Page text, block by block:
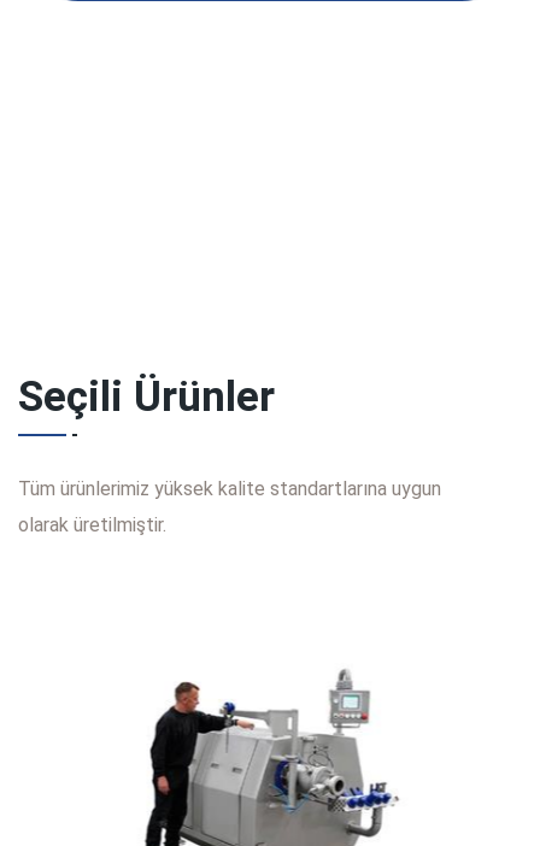
Seçili Ürünler
Tüm ürünlerimiz yüksek kalite standartlarına uygun
olarak üretilmiştir.